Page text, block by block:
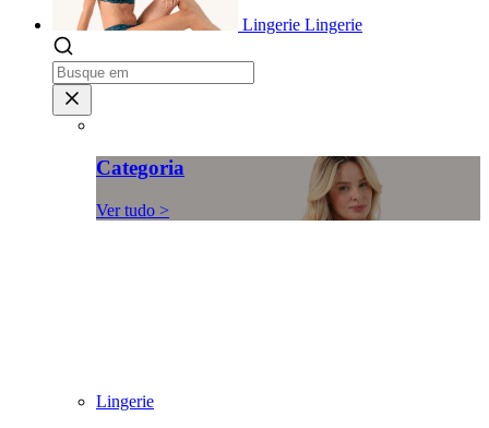
Lingerie Lingerie
Categoria
Ver tudo >
Lingerie